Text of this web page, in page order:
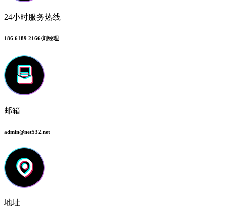
24小时服务热线
186 6189 2166/刘经理
邮箱
admin@net532.net
地址